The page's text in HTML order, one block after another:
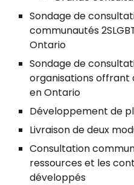
Sondage de
communautés
Ontario
Sondage de
organisations offrant
en Ontario
Développement de
Livraison de deux
Consultation
ressources et les
développés